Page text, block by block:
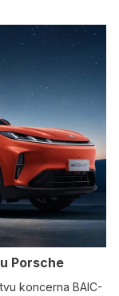
Porsche
koncerna BAIC-